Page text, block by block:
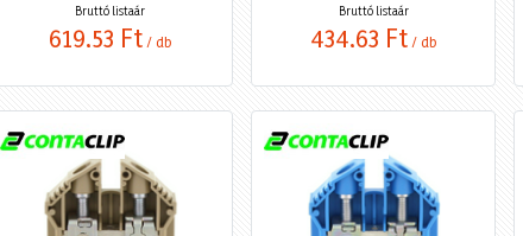
Bruttó listaár
619,53 Ft / db
Bruttó listaár
434,63 Ft / db